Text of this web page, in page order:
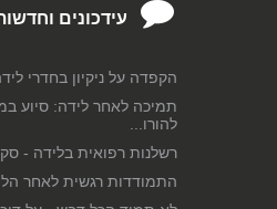
עידכונים
הקפדה על ניקיון בחדרי
תמיכה לאחר לידה: סיוע
להורו...
רשלנות רפואית בלידה -
התמודדות רגשית לאחר